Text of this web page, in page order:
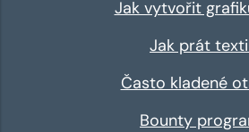
Jak vytvořit
Jak prát
Často kladené
Bounty